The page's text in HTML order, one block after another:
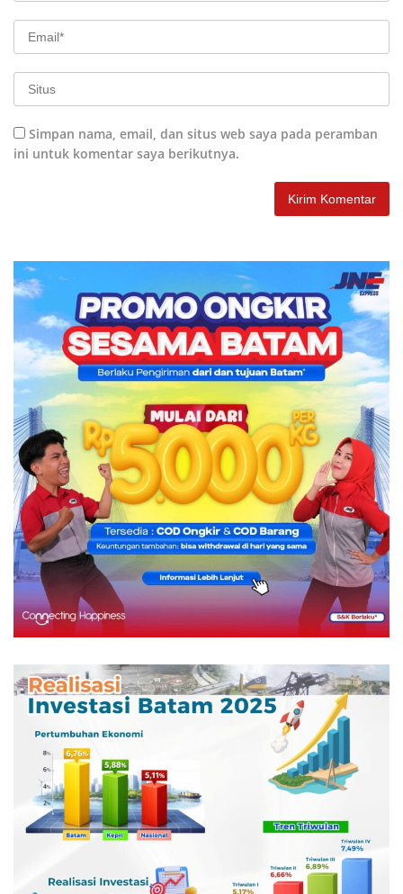
Simpan nama, email, dan situs web saya pada peramban
ini untuk komentar saya berikutnya.